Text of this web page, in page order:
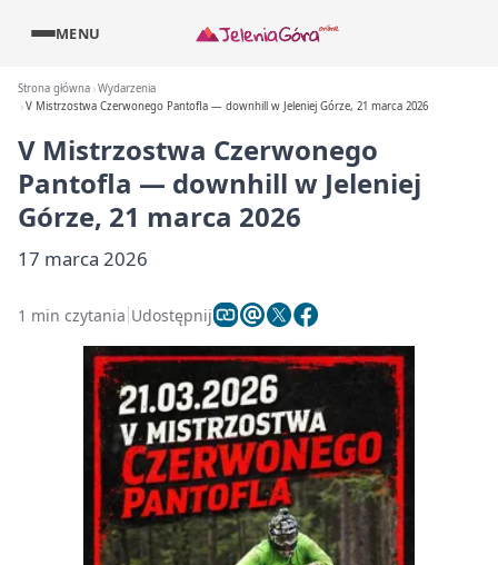
MENU
Strona główna Wydarzenia
V Mistrzostwa Czerwonego Pantofla — downhill w Jeleniej Górze, 21 marca 2026
V Mistrzostwa Czerwonego
Pantofla — downhill w Jeleniej
Górze, 21 marca 2026
17 marca 2026
1 min czytania Udostępnij